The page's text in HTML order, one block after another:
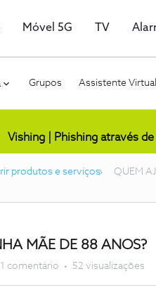
Móvel 5G TV
Grupos Assistente Virtual
Vishing | Phishing através
produtos e serviços QUEM
MÃE DE 88 ANOS?
1 comentário 52 visualizações